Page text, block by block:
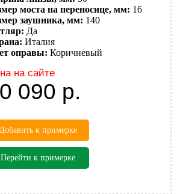
моста на переносице, мм: 16
заушника, мм: 140
Да
Италия
оправы: Коричневый
на сайте
090 р.
к примерке
Перейти к примерке